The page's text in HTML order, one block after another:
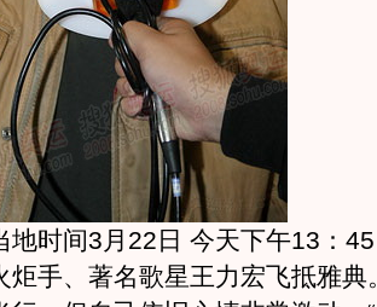
时间3月22日 今天下午13：45
炬手、著名歌星王力宏飞抵雅典